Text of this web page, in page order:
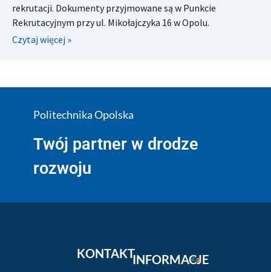
rekrutacji. Dokumenty przyjmowane są w Punkcie
Rekrutacyjnym przy ul. Mikołajczyka 16 w Opolu.
Czytaj więcej »
Politechnika Opolska
Twój partner w drodze
rozwoju
KONTAKTINFORMACJE